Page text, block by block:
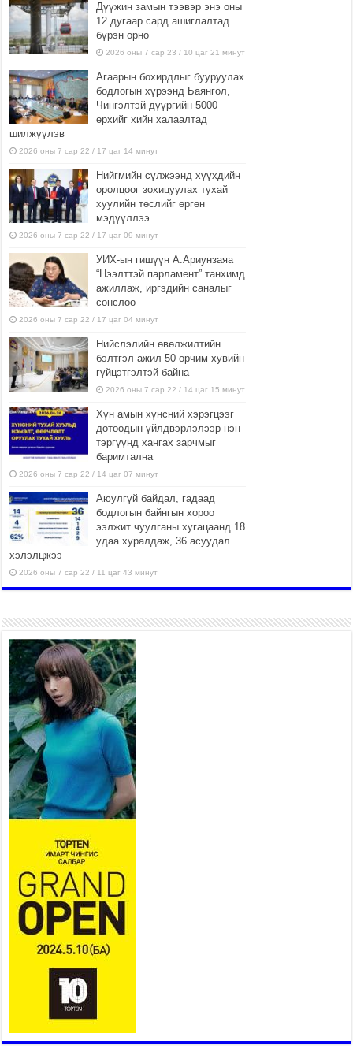
Дүүжин замын тээвэр энэ оны
12 дугаар сард ашиглалтад
бүрэн орно
2026 оны 7 сар 23 / 10 цаг 21 минут
Агаарын бохирдлыг бууруулах
бодлогын хүрээнд Баянгол,
Чингэлтэй дүүргийн 5000
өрхийг хийн халаалтад
шилжүүлэв
2026 оны 7 сар 22 / 17 цаг 14 минут
Нийгмийн сүлжээнд хүүхдийн
оролцоог зохицуулах тухай
хуулийн төслийг өргөн
мэдүүллээ
2026 оны 7 сар 22 / 17 цаг 09 минут
УИХ-ын гишүүн А.Ариунзаяа
“Нээлттэй парламент” танхимд
ажиллаж, иргэдийн саналыг
сонслоо
2026 оны 7 сар 22 / 17 цаг 04 минут
Нийслэлийн өвөлжилтийн
бэлтгэл ажил 50 орчим хувийн
гүйцэтгэлтэй байна
2026 оны 7 сар 22 / 14 цаг 15 минут
Хүн амын хүнсний хэрэгцээг
дотоодын үйлдвэрлэлээр нэн
тэргүүнд хангах зарчмыг
баримтална
2026 оны 7 сар 22 / 14 цаг 07 минут
Аюулгүй байдал, гадаад
бодлогын байнгын хороо
ээлжит чуулганы хугацаанд 18
удаа хуралдаж, 36 асуудал
хэлэлцжээ
2026 оны 7 сар 22 / 11 цаг 43 минут
боломжтой-Хүүхэд хөгжүүлэх
төв” байгуулах төсөлд төр,
хувийн хэвшлийн түншлэлийн хүрээнд хамтран
ажиллахыг урьж байна
2026 оны 7 сар 22 / 9 цаг 28 минут
Б.Пүрэвдагва: “Урт цагаан”-ыг
залуучууд чөлөөт цагаа
өнгөрүүлдэг, жуулчид зорьж
ирдэг цэг болгоно
2026 оны 7 сар 21 / 16 цаг 47 минут
Тусгай замын автобус /BRT/ төслийн удирдах
хорооны ээлжит хуралдаан боллоо
Ерөнхий сайд Н.Учрал БНХАУ-аас Монгол Улсад
суугаа Элчин сайд Шэнь Миньжюанийг хүлээн
авч уулзав
2026 оны 7 сар 21 / 16 цаг 39 минут
БҮГД НАЙРАМДАХ ТАЖИКИСТАН УЛСТАЙ
ЭДИЙН ЗАСГИЙН ХАМТЫН АЖИЛЛАГААГ
ӨРГӨЖҮҮЛНЭ
2026 оны 7 сар 21 / 16 цаг 34 минут
26,992 суралцагч хотхоны бага сургуульд, 8100
суралцагч төрөлжсөн ахлах сургуульд
суралцана